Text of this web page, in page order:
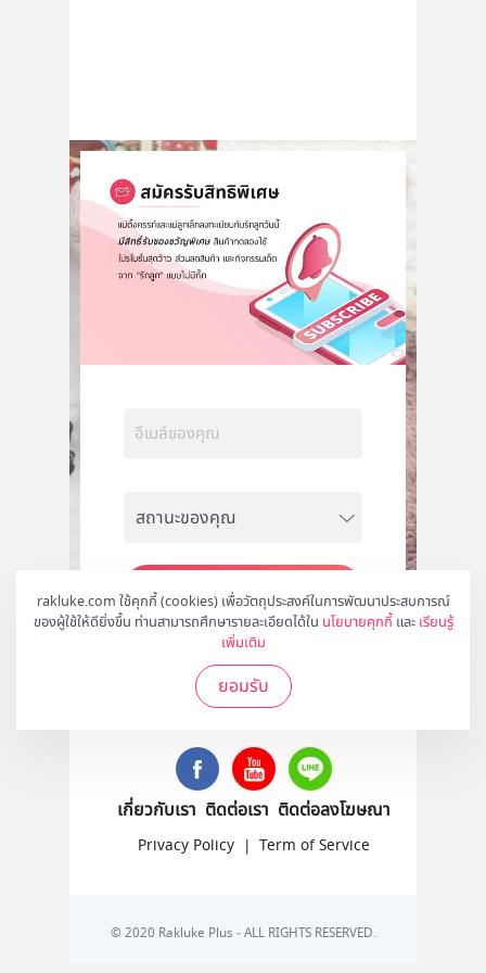
rakluke.com ใช้คุกกี้ (cookies) เพื่อวัตถุประสงค์ในการพัฒนาประสบการณ์
ของผู้ใช้ให้ดียิ่งขึ้น ท่านสามารถศึกษารายละเอียดได้ใน นโยบายคุกกี้ และ เรียนรู้
เพิ่มเติม
ยอมรับ
สมัคร
ติดตามเราได้ที่
เกี่ยวกับเรา ติดต่อเรา ติดต่อลงโฆษณา
Privacy Policy | Term of Service
© 2020 Rakluke Plus - ALL RIGHTS RESERVED.